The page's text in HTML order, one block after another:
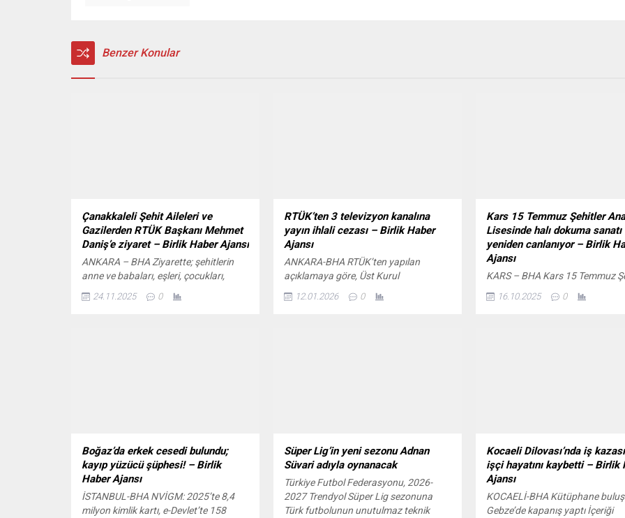
Benzer Konular
Çanakkaleli Şehit Aileleri ve
Gazilerden RTÜK Başkanı Mehmet
Daniş’e ziyaret – Birlik Haber Ajansı
ANKARA – BHA Ziyarette; şehitlerin
anne ve babaları, eşleri, çocukları,
bünyesinde yürüttükleri faaliyetler ile
24.11.2025 0
RTÜK’ten 3 televizyon kanalına
yayın ihlali cezası – Birlik Haber
Ajansı
ANKARA-BHA RTÜK’ten yapılan
açıklamaya göre, Üst Kurul
“Güller ve Günahlar”, NOW TV’de
12.01.2026 0
Kars 15 Temmuz Şehitler
Lisesinde halı dokuma sanatı
yeniden canlanıyor – Birlik
Ajansı
KARS – BHA Kars 15 Temmuz
Öğretmeni Mehmet Doğan
16.10.2025 0
Boğaz’da erkek cesedi bulundu;
kayıp yüzücü şüphesi! – Birlik
Haber Ajansı
İSTANBUL-BHA NVİGM: 2025’te 8,4
milyon kimlik kartı, e-Devlet’te 158
Süper Lig’in yeni sezonu Adnan
Süvari adıyla oynanacak
Türkiye Futbol Federasyonu, 2026-
2027 Trendyol Süper Lig sezonuna
Türk futbolunun unutulmaz teknik
Kocaeli Dilovası’nda iş
işçi hayatını kaybetti – Birlik
Ajansı
KOCAELİ-BHA Kütüphane
Gebze’de kapanış yaptı İçeriği